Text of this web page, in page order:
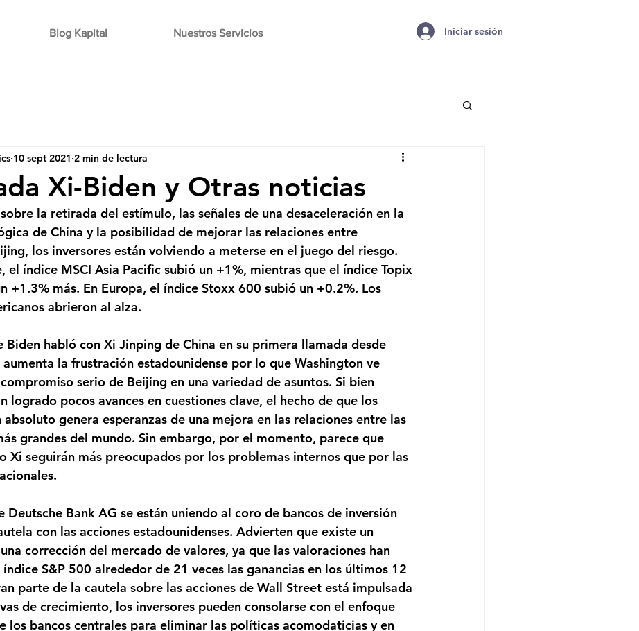
Blog Kapital Nuestros Servicios Iniciar sesión
Xi-Biden y Otras noticias
10 sept 2021 2 min de lectura
la retirada del estímulo, las señales de una desaceleración en la
de China y la posibilidad de mejorar las relaciones entre
los inversores están volviendo a meterse en el juego del riesgo.
el índice MSCI Asia Pacific subió un +1%, mientras que el índice Topix
+1.3% más. En Europa, el índice Stoxx 600 subió un +0.2%. Los
abrieron al alza.
Biden habló con Xi Jinping de China en su primera llamada desde
la frustración estadounidense por lo que Washington ve
serio de Beijing en una variedad de asuntos. Si bien
logrado pocos avances en cuestiones clave, el hecho de que los
absoluto genera esperanzas de una mejora en las relaciones entre las
grandes del mundo. Sin embargo, por el momento, parece que
Xi seguirán más preocupados por los problemas internos que por las
Deutsche Bank AG se están uniendo al coro de bancos de inversión
con las acciones estadounidenses. Advierten que existe un
corrección del mercado de valores, ya que las valoraciones han
S&P 500 alrededor de 21 veces las ganancias en los últimos 12
parte de la cautela sobre las acciones de Wall Street está impulsada
de crecimiento, los inversores pueden consolarse con el enfoque
los bancos centrales para eliminar las políticas acomodaticias y en